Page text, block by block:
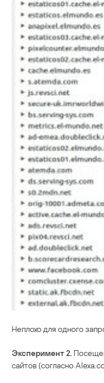
Неплохо для одного
Эксперимент 2.
сайтов (согласно